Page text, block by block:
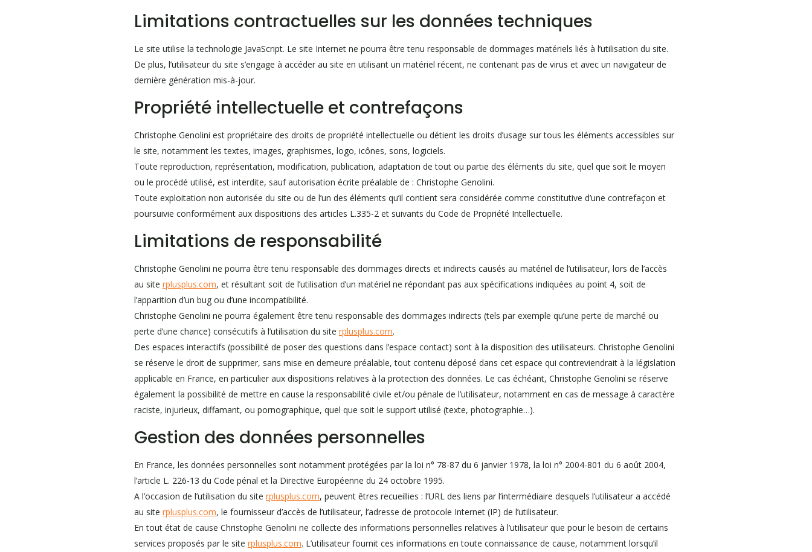
Limitations contractuelles sur les données techniques
Le site utilise la technologie JavaScript. Le site Internet ne pourra être tenu responsable de dommages matériels liés à l’utilisation du site.
De plus, l’utilisateur du site s’engage à accéder au site en utilisant un matériel récent, ne contenant pas de virus et avec un navigateur de
dernière génération mis-à-jour.
Propriété intellectuelle et contrefaçons
Christophe Genolini est propriétaire des droits de propriété intellectuelle ou détient les droits d’usage sur tous les éléments accessibles sur
le site, notamment les textes, images, graphismes, logo, icônes, sons, logiciels.
Toute reproduction, représentation, modification, publication, adaptation de tout ou partie des éléments du site, quel que soit le moyen
ou le procédé utilisé, est interdite, sauf autorisation écrite préalable de : Christophe Genolini.
Toute exploitation non autorisée du site ou de l’un des éléments qu’il contient sera considérée comme constitutive d’une contrefaçon et
poursuivie conformément aux dispositions des articles L.335-2 et suivants du Code de Propriété Intellectuelle.
Limitations de responsabilité
Christophe Genolini ne pourra être tenu responsable des dommages directs et indirects causés au matériel de l’utilisateur, lors de l’accès
au site rplusplus.com, et résultant soit de l’utilisation d’un matériel ne répondant pas aux spécifications indiquées au point 4, soit de
l’apparition d’un bug ou d’une incompatibilité.
Christophe Genolini ne pourra également être tenu responsable des dommages indirects (tels par exemple qu’une perte de marché ou
perte d’une chance) consécutifs à l’utilisation du site rplusplus.com.
Des espaces interactifs (possibilité de poser des questions dans l’espace contact) sont à la disposition des utilisateurs. Christophe Genolini
se réserve le droit de supprimer, sans mise en demeure préalable, tout contenu déposé dans cet espace qui contreviendrait à la législation
applicable en France, en particulier aux dispositions relatives à la protection des données. Le cas échéant, Christophe Genolini se réserve
également la possibilité de mettre en cause la responsabilité civile et/ou pénale de l’utilisateur, notamment en cas de message à caractère
raciste, injurieux, diffamant, ou pornographique, quel que soit le support utilisé (texte, photographie…).
Gestion des données personnelles
En France, les données personnelles sont notamment protégées par la loi n° 78-87 du 6 janvier 1978, la loi n° 2004-801 du 6 août 2004,
l’article L. 226-13 du Code pénal et la Directive Européenne du 24 octobre 1995.
A l’occasion de l’utilisation du site rplusplus.com, peuvent êtres recueillies : l’URL des liens par l’intermédiaire desquels l’utilisateur a accédé
au site rplusplus.com, le fournisseur d’accès de l’utilisateur, l’adresse de protocole Internet (IP) de l’utilisateur.
En tout état de cause Christophe Genolini ne collecte des informations personnelles relatives à l’utilisateur que pour le besoin de certains
services proposés par le site rplusplus.com. L’utilisateur fournit ces informations en toute connaissance de cause, notamment lorsqu’il